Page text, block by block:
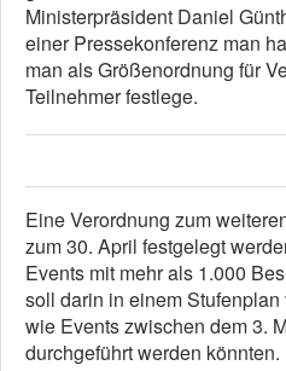
Ministerpräsident Daniel
einer Pressekonferenz man
man als Größenordnung für
Teilnehmer festlege.
Eine Verordnung zum
zum 30. April festgelegt
Events mit mehr als 1.000
soll darin in einem
wie Events zwischen dem 3.
durchgeführt werden